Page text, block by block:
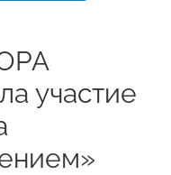
участие